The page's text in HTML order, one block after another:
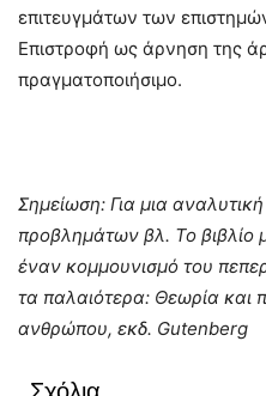
επιτευγμάτων των
Επιστροφή ως άρνηση της
πραγματοποιήσιμο.
Σημείωση: Για μια
προβλημάτων βλ. Το βιβλίο
έναν κομμουνισμό του
τα παλαιότερα: Θεωρία και
ανθρώπου, εκδ. Gutenberg